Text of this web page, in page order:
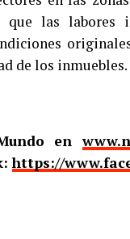
que las labores
de los inmuebles.
en
https://